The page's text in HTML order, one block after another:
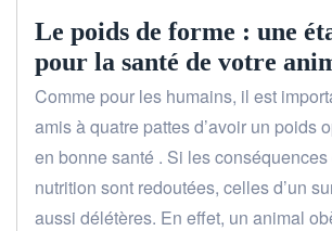
Le poids de forme : une
pour la santé de votre
Comme pour les humains, il est
amis à quatre pattes d’avoir un poids
en bonne santé . Si les conséquences
nutrition sont redoutées, celles d’un
aussi délétères. En effet, un animal